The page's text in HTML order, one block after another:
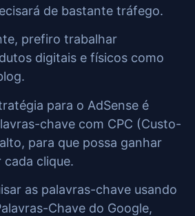
de bastante tráfego.
prefiro trabalhar
digitais e físicos como
para o AdSense é
chave com CPC (Custo-
para que possa ganhar
clique.
as palavras-chave usando
Chave do Google,